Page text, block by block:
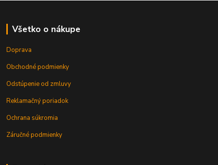
Všetko o nákupe
Doprava
Obchodné podmienky
Odstúpenie od zmluvy
Reklamačný poriadok
Ochrana súkromia
Záručné podmienky